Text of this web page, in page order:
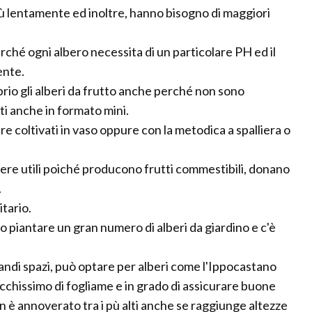
lentamente ed inoltre, hanno bisogno di maggiori
ogni albero necessita di un particolare PH ed il
gli alberi da frutto anche perché non sono
anche in formato mini.
coltivati in vaso oppure con la metodica a spalliera o
utili poiché producono frutti commestibili, donano
un gran numero di alberi da giardino e c'è
spazi, può optare per alberi come l'Ippocastano
di fogliame e in grado di assicurare buone
è annoverato tra i pù alti anche se raggiunge altezze